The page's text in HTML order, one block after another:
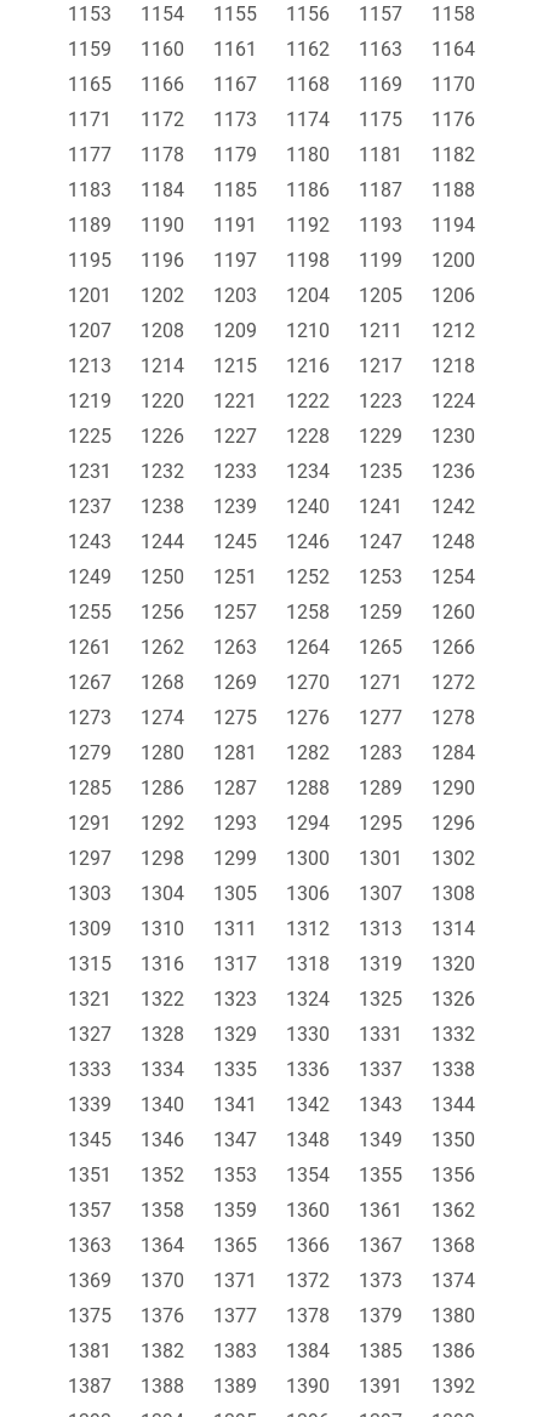
1153 1154 1155 1156 1157
1158
1159
1160 1161 1162 1163
1164
1165
1166 1167 1168 1169
1170
1171
1172 1173 1174 1175
1176
1177
1178 1179 1180 1181
1182
1183
1184 1185 1186 1187
1188
1189
1190 1191 1192 1193
1194
1195
1196 1197 1198 1199
1200
1201
1202 1203 1204 1205
1206
1207
1208 1209 1210 1211
1212
1213
1214 1215 1216 1217
1218
1219
1220 1221 1222 1223
1224
1225
1226 1227 1228 1229
1230
1231
1232 1233 1234 1235
1236
1237
1238 1239 1240 1241
1242
1243
1244 1245 1246 1247
1248
1249
1250 1251 1252 1253
1254
1255
1256 1257 1258 1259
1260
1261
1262 1263 1264 1265
1266
1267
1268 1269 1270 1271
1272
1273
1274 1275 1276 1277
1278
1279
1280 1281 1282 1283
1284
1285
1286 1287 1288 1289
1290
1291
1292 1293 1294 1295
1296
1297
1298 1299 1300 1301
1302
1303
1304 1305 1306 1307
1308
1309
1310 1311 1312 1313
1314
1315
1316 1317 1318 1319
1320
1321
1322 1323 1324 1325
1326
1327
1328 1329 1330 1331
1332
1333
1334 1335 1336 1337
1338
1339
1340 1341 1342 1343
1344
1345
1346 1347 1348 1349
1350
1351
1352 1353 1354 1355
1356
1357
1358 1359 1360 1361
1362
1363
1364 1365 1366 1367
1368
1369
1370 1371 1372 1373
1374
1375
1376 1377 1378 1379
1380
1381
1382 1383 1384 1385
1386
1387
1388 1389 1390 1391
1392